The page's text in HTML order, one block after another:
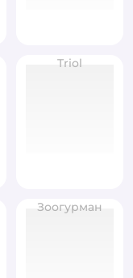
Triol
Зоогурман